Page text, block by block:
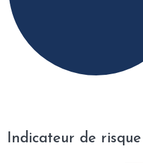
Indicateur de risque